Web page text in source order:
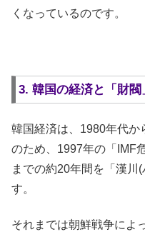
くなっているのです。
3. 韓国の経済と「財
韓国経済は、1980年代か
のため、1997年の「IMF
までの約20年間を「漢川
す。
それまでは朝鮮戦争によ